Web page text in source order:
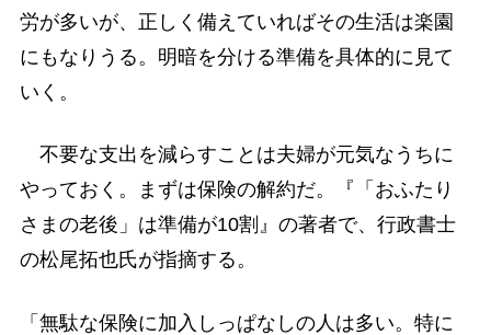
労が多いが、正しく備えていればその生活は楽園
にもなりうる。明暗を分ける準備を具体的に見て
いく。
不要な支出を減らすことは夫婦が元気なうちに
やっておく。まずは保険の解約だ。『「おふたり
さまの老後」は準備が10割』の著者で、行政書士
の松尾拓也氏が指摘する。
「無駄な保険に加入しっぱなしの人は多い。特に